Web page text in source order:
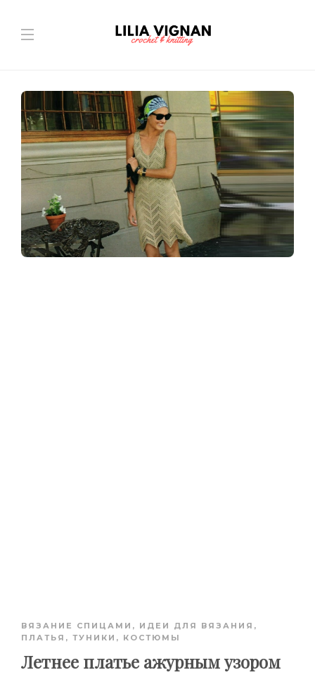
ВЯЗАНИЕ СПИЦАМИ , ИДЕИ ДЛЯ ВЯЗАНИЯ ,
ПЛАТЬЯ, ТУНИКИ, КОСТЮМЫ
Летнее платье ажурным узором